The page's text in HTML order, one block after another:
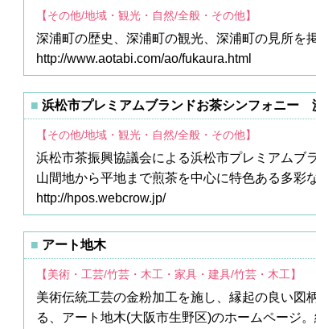
【その他/地域・観光・自然/全般・その他】
深浦町の歴史、深浦町の観光、深浦町の見所を
http://www.aotabi.com/ao/fukaura.html
浜松市プレミアムブランドお茶シンフォニー
【その他/地域・観光・自然/全般・その他】
浜松市茶振興協議会による浜松市プレミアムブ
山間地から平地まで煎茶を中心に特色ある多彩
http://hpos.webcrow.jp/
アート地木
【美術・工芸/竹芸・木工・家具・建具/竹芸・木工】
美術伝統工芸の金粉加工を施し、縁起の良い図
る、アート地木(大阪市生野区)のホームページ